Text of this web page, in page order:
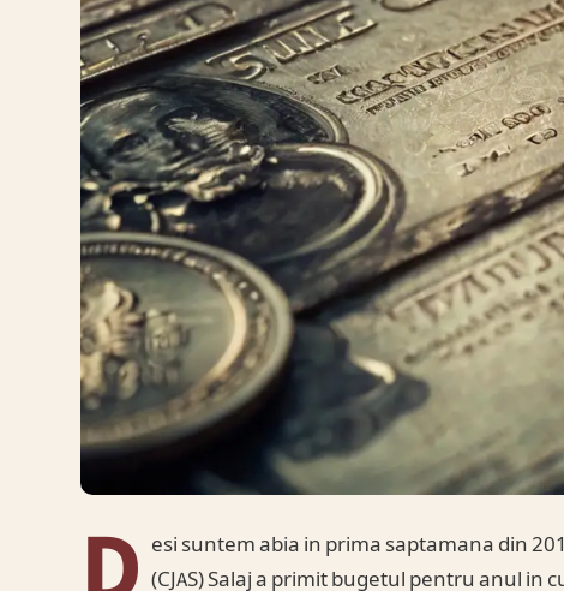
esi suntem abia in prima saptamana din
(CJAS) Salaj a primit bugetul pentru anul in